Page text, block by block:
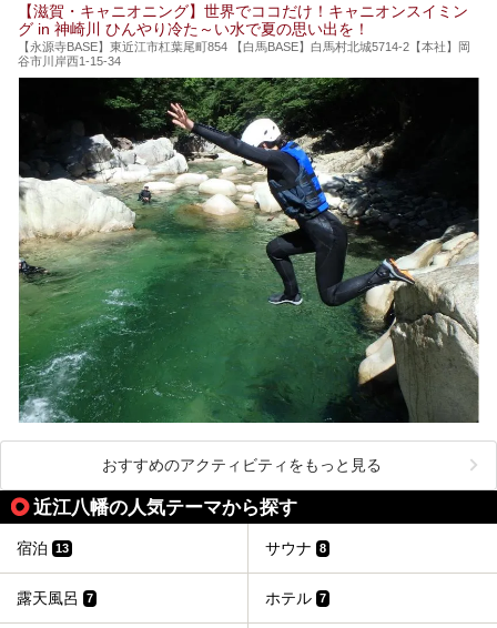
【滋賀・キャニオニング】世界でココだけ！キャニオンスイミン
グ in 神崎川 ひんやり冷た～い水で夏の思い出を！
【永源寺BASE】東近江市杠葉尾町854 【白馬BASE】白馬村北城5714-2【本社】岡
谷市川岸西1-15-34
おすすめのアクティビティをもっと見る
近江八幡の人気テーマから探す
宿泊 13 サウナ 8
露天風呂 7 ホテル 7